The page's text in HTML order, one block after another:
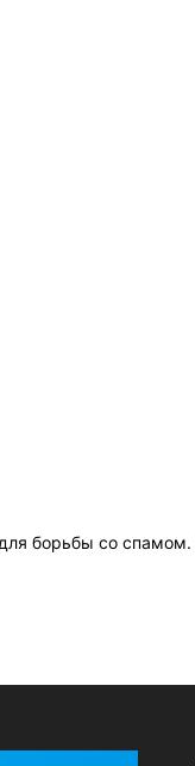
для борьбы со спамом.